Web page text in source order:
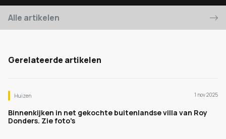
Alle artikelen
Gerelateerde artikelen
Huizen 1 nov 2025
Binnenkijken in net gekochte buitenlandse villa van Roy
Donders. Zie foto's